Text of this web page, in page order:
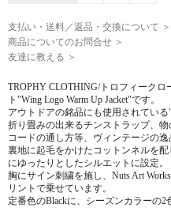
支払い・送料／返品・交換について ＞
商品についてのお問合せ ＞
友達に教える ＞
TROPHY CLOTHING/トロフィーク
ト"Wing Logo Warm Up Jacket"です。
アウトドアの銘品にも使用されている
折り畳みの出来るチンストラップ、
コードの通し方等、ヴィンテージの逸
裏地に起毛をかけたコットンネルを
にゆったりとしたシルエットに設定。
胸にサイン刺繍を施し、Nuts Art
リントで乗せています。
定番色のBlackに、シーズンカラーの2